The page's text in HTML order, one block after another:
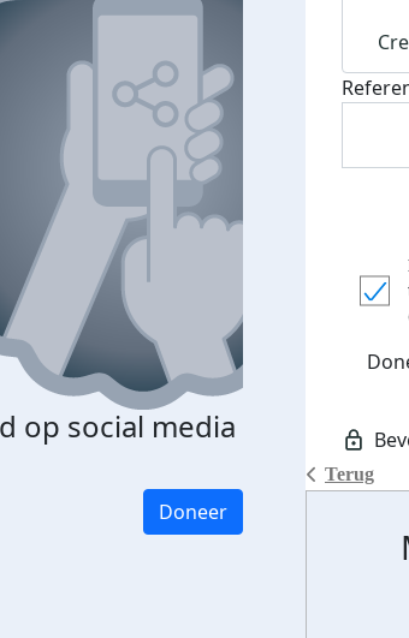
op social media
Doneer
Terug